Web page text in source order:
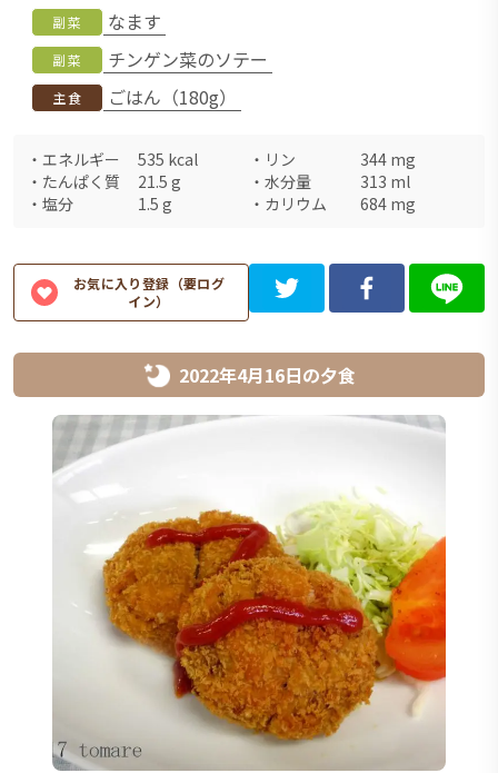
副菜 なます
副菜 チンゲン菜のソテー
主食 ごはん（180g）
・ エネルギー 535 kcal ・ リン 344 mg
・ たんぱく質 21.5 g ・ 水分量 313 ml
・ 塩分 1.5 g ・ カリウム 684 mg
お気に入り登録（要ログ
イン）
2022年4月16日の夕食